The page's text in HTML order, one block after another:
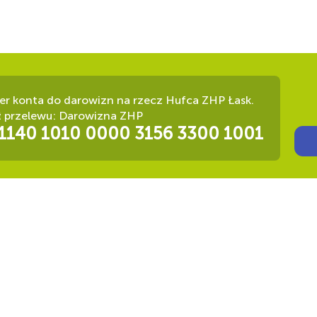
konta do darowizn na rzecz Hufca ZHP Łask.
przelewu: Darowizna ZHP
1010 0000 3156 3300 1001